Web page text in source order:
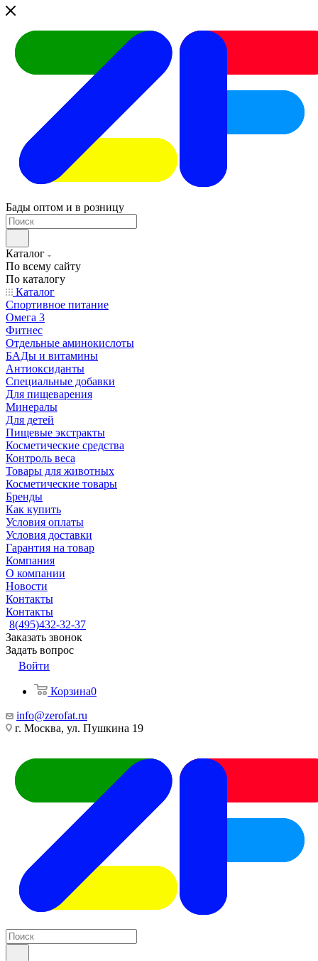
Бады оптом и в розницу
Каталог
По всему сайту
По каталогу
Каталог
Спортивное питание
Омега 3
Фитнес
Отдельные аминокислоты
БАДы и витамины
Антиоксиданты
Специальные добавки
Для пищеварения
Минералы
Для детей
Пищевые экстракты
Косметические средства
Контроль веса
Товары для животных
Косметические товары
Бренды
Как купить
Условия оплаты
Условия доставки
Гарантия на товар
Компания
О компании
Новости
Контакты
Контакты
8(495)432-32-37
Заказать звонок
Задать вопрос
Войти
Корзина0
info@zerofat.ru
г. Москва, ул. Пушкина 19